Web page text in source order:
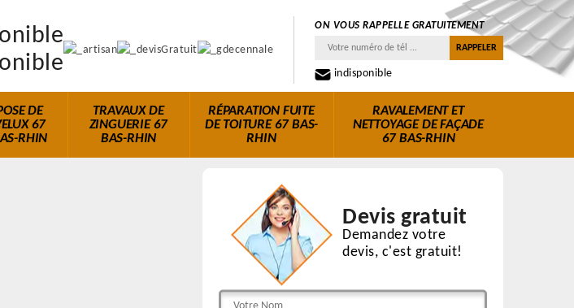
ON VOUS RAPPELLE GRATUITEMENT
indisponible
DE
67
RHIN
TRAVAUX DE
ZINGUERIE 67
BAS-RHIN
RÉPARATION FUITE
DE TOITURE 67 BAS-
RHIN
RAVALEMENT ET
NETTOYAGE DE FAÇADE
67 BAS-RHIN
Devis gratuit
Demandez votre
devis, c'est gratuit!